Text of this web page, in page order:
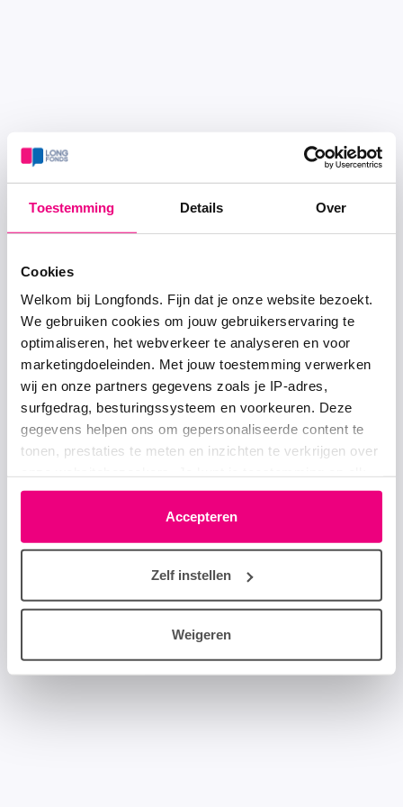
Toestemming Details Over
Cookies
Welkom bij Longfonds. Fijn dat je onze website bezoekt.
We gebruiken cookies om jouw gebruikerservaring te
optimaliseren, het webverkeer te analyseren en voor
marketingdoeleinden. Met jouw toestemming verwerken
wij en onze partners gegevens zoals je IP-adres,
surfgedrag, besturingssysteem en voorkeuren. Deze
gegevens helpen ons om gepersonaliseerde content te
tonen, prestaties te meten en inzichten te verkrijgen over
moment wijzigen of intrekken via het cookie-icoontje
linksonder elke pagina. De lijst met partners is te vinden
in het tabblad “details”.
Accepteren
Zelf instellen
Weigeren